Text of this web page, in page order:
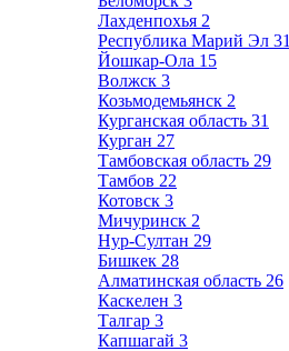
Лахденпохья 2
Республика Марий Эл 31
Йошкар-Ола 15
Волжск 3
Козьмодемьянск 2
Курганская область 31
Курган 27
Тамбовская область 29
Тамбов 22
Котовск 3
Мичуринск 2
Нур-Султан 29
Бишкек 28
Алматинская область 26
Каскелен 3
Талгар 3
Капшагай 3